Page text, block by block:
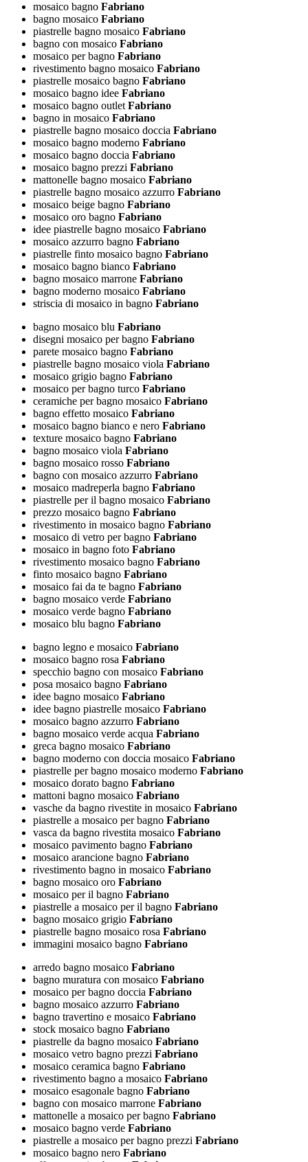
mosaico bagno Fabriano
bagno mosaico Fabriano
piastrelle bagno mosaico Fabriano
bagno con mosaico Fabriano
mosaico per bagno Fabriano
rivestimento bagno mosaico Fabriano
piastrelle mosaico bagno Fabriano
mosaico bagno idee Fabriano
mosaico bagno outletFabriano
bagno in mosaico Fabriano
piastrelle bagno mosaico doccia Fabriano
mosaico bagno moderno Fabriano
mosaico bagno doccia Fabriano
mosaico bagno prezzi Fabriano
mattonelle bagno mosaico Fabriano
piastrelle bagno mosaico azzurro Fabriano
mosaico beige bagno Fabriano
mosaico oro bagno Fabriano
idee piastrelle bagno mosaico Fabriano
mosaico azzurro bagno Fabriano
piastrelle finto mosaico bagno Fabriano
mosaico bagno bianco Fabriano
bagno mosaico marrone Fabriano
bagno moderno mosaico Fabriano
striscia di mosaico in bagno Fabriano
bagno mosaico blu Fabriano
disegni mosaico per bagno Fabriano
parete mosaico bagno Fabriano
piastrelle bagno mosaico viola Fabriano
mosaico grigio bagno Fabriano
mosaico per bagno turco Fabriano
ceramiche per bagno mosaico Fabriano
bagno effetto mosaico Fabriano
mosaico bagno bianco e nero Fabriano
texture mosaico bagno Fabriano
bagno mosaico viola Fabriano
bagno mosaico rosso Fabriano
bagno con mosaico azzurro Fabriano
mosaico madreperla bagno Fabriano
piastrelle per il bagno mosaico Fabriano
prezzo mosaico bagno Fabriano
rivestimento in mosaico bagno Fabriano
mosaico di vetro per bagno Fabriano
mosaico in bagno foto Fabriano
rivestimento mosaico bagno Fabriano
finto mosaico bagno Fabriano
mosaico fai da te bagno Fabriano
bagno mosaico verde Fabriano
mosaico verde bagno Fabriano
mosaico blu bagno Fabriano
bagno legno e mosaico Fabriano
mosaico bagno rosa Fabriano
specchio bagno con mosaico Fabriano
posa mosaico bagno Fabriano
idee bagno mosaico Fabriano
idee bagno piastrelle mosaico Fabriano
mosaico bagno azzurro Fabriano
bagno mosaico verde acqua Fabriano
greca bagno mosaico Fabriano
bagno moderno con doccia mosaico Fabriano
piastrelle per bagno mosaico moderno Fabriano
mosaico dorato bagno Fabriano
mattoni bagno mosaico Fabriano
vasche da bagno rivestite in mosaico Fabriano
piastrelle a mosaico per bagno Fabriano
vasca da bagno rivestita mosaico Fabriano
mosaico pavimento bagno Fabriano
mosaico arancione bagno Fabriano
rivestimento bagno in mosaico Fabriano
bagno mosaico oro Fabriano
mosaico per il bagno Fabriano
piastrelle a mosaico per il bagno Fabriano
bagno mosaico grigio Fabriano
piastrelle bagno mosaico rosa Fabriano
immagini mosaico bagno Fabriano
arredo bagno mosaico Fabriano
bagno muratura con mosaico Fabriano
mosaico per bagno doccia Fabriano
bagno mosaico azzurro Fabriano
bagno travertino e mosaico Fabriano
stock mosaico bagno Fabriano
piastrelle da bagno mosaico Fabriano
mosaico vetro bagno prezzi Fabriano
mosaico ceramica bagno Fabriano
rivestimento bagno a mosaico Fabriano
mosaico esagonale bagno Fabriano
bagno con mosaico marrone Fabriano
mattonelle a mosaico per bagno Fabriano
mosaico bagno verde Fabriano
piastrelle a mosaico per bagno prezzi Fabriano
mosaico bagno nero Fabriano